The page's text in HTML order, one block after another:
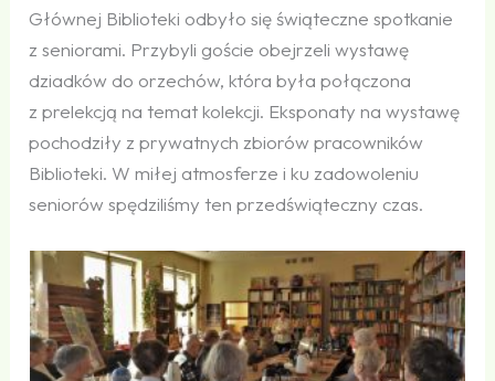
Głównej Biblioteki odbyło się świąteczne spotkanie
z seniorami. Przybyli goście obejrzeli wystawę
dziadków do orzechów, która była połączona
z prelekcją na temat kolekcji. Eksponaty na wystawę
pochodziły z prywatnych zbiorów pracowników
Biblioteki. W miłej atmosferze i ku zadowoleniu
seniorów spędziliśmy ten przedświąteczny czas.